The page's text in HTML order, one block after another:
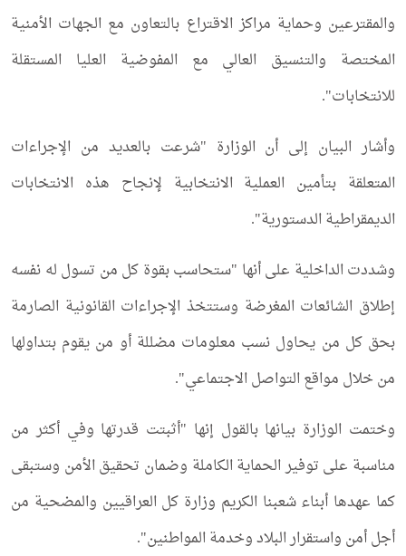
والمقترعين وحماية مراكز الاقتراع بالتعاون مع الجهات الأمنية
المختصة والتنسيق العالي مع المفوضية العليا المستقلة
للانتخابات".
وأشار البيان إلى أن الوزارة "شرعت بالعديد من الإجراءات
المتعلقة بتأمين العملية الانتخابية لإنجاح هذه الانتخابات
الديمقراطية الدستورية".
وشددت الداخلية على أنها "ستحاسب بقوة كل من تسول له نفسه
إطلاق الشائعات المغرضة وستتخذ الإجراءات القانونية الصارمة
بحق كل من يحاول نسب معلومات مضللة أو من يقوم بتداولها
من خلال مواقع التواصل الاجتماعي".
وختمت الوزارة بيانها بالقول إنها "أثبتت قدرتها وفي أكثر من
مناسبة على توفير الحماية الكاملة وضمان تحقيق الأمن وستبقى
كما عهدها أبناء شعبنا الكريم وزارة كل العراقيين والمضحية من
أجل أمن واستقرار البلاد وخدمة المواطنين".